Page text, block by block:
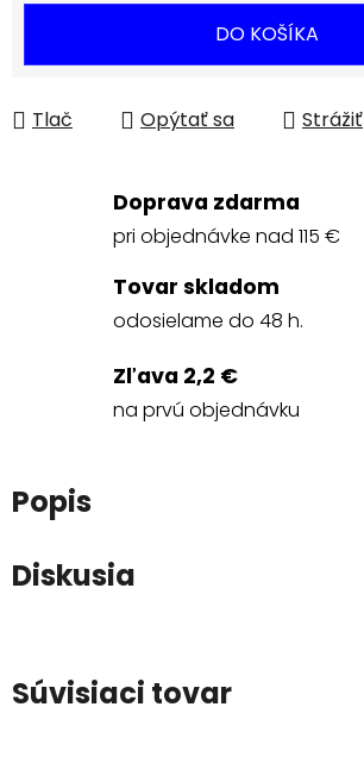
DO KOŠÍKA
Tlač Opýtať sa Strážiť
Doprava zdarma
pri objednávke nad 115 €
Tovar skladom
odosielame do 48 h.
Zľava 2,2 €
na prvú objednávku
Popis
Diskusia
Súvisiaci tovar